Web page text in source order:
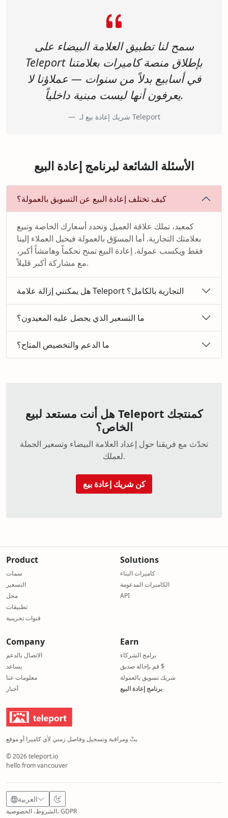
سمح لنا تطبيق العلامة البيضاء على
Teleport بإطلاق منصة كاميرات بعلامتنا
في أسابيع بدلاً من سنوات — عملاؤنا لا
يعرفون أنها ليست مبنية داخلياً.
شريك إعادة بيع لـ Teleport
الأسئلة الشائعة لبرنامج إعادة البيع
كيف تختلف إعادة البيع عن التسويق بالعمولة؟
كمعيد، تملك علاقة العميل وتحدد أسعارك الخاصة وتبيع
بعلامتك التجارية. أما المسوّق بالعمولة فيحيل العملاء إلينا
فقط ويكسب عمولة. إعادة البيع تمنح تحكماً وهامشاً أكبر،
مع مشاركة أكبر قليلاً.
هل يمكنني إزالة علامة Teleport التجارية بالكامل؟
ما التسعير الذي يحصل عليه المعيدون؟
ما الدعم والتخصيص المتاح؟
هل أنت مستعد لبيع Teleport كمنتجك
الخاص؟
تحدّث مع فريقنا حول إعداد العلامة البيضاء وتسعير الجملة
لعملك.
كن شريك إعادة بيع
Product
سمات
التسعير
محل
تطبيقات
قنوات تجريبية
Solutions
كاميرات البناء
الكاميرات المدعومة
API
Company
الاتصال بالدعم
يساعد
معلومات عنا
أخبار
Earn
برامج الشركاء
قم بإحالة صديق $
شريك تسويق بالعمولة
برنامج إعادة البيع
بثّ ومراقبة وتسجيل وفاصل زمني لأي كاميرا أو موقع
© 2026 teleport.io
hello from vancouver
العربية
الشروط، الخصوصية، GDPR